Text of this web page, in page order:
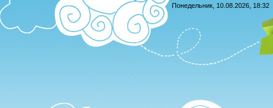
Понедельник, 10.08.2026, 18:32